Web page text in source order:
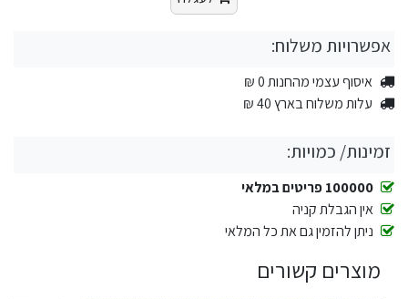
אפשרויות משלוח:
איסוף עצמי מהחנות 0 ₪
עלות משלוח בארץ 40 ₪
זמינות/ כמויות:
100000 פריטים במלאי
אין הגבלת קניה
ניתן להזמין גם את כל המלאי
מוצרים קשורים